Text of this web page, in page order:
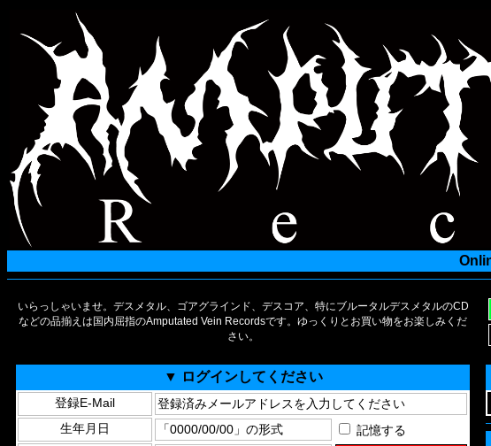
いらっしゃいませ。デスメタル、ゴアグラインド、デスコア、特にブルータルデスメタルのCD
などの品揃えは国内屈指のAmputated Vein Recordsです。ゆっくりとお買い物をお楽しみくだ
さい。
▼ ログインしてください
登録E-Mail
生年月日
記憶する